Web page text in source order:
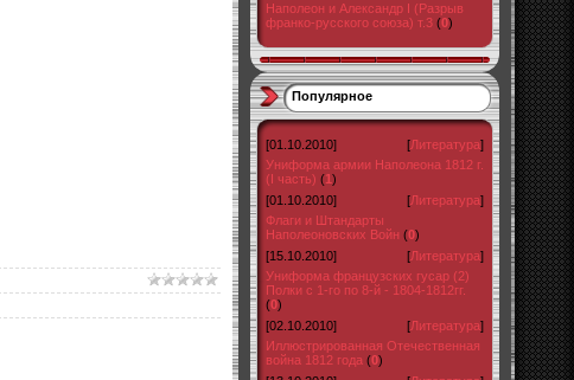
Наполеон и Александр I (Разрыв
франко-русского союза) т.3 (0)
Популярное
[01.10.2010] [Литература]
Униформа армии Наполеона 1812 г.
(I часть) (1)
[01.10.2010]
[Литература]
Флаги и Штандарты
Наполеоновских Войн (0)
[15.10.2010]
[Литература]
Униформа французских гусар (2)
Полки с 1-го по 8-й - 1804-1812гг.
(0)
[02.10.2010]
[Литература]
Иллюстрированная Отечественная
война 1812 года (0)